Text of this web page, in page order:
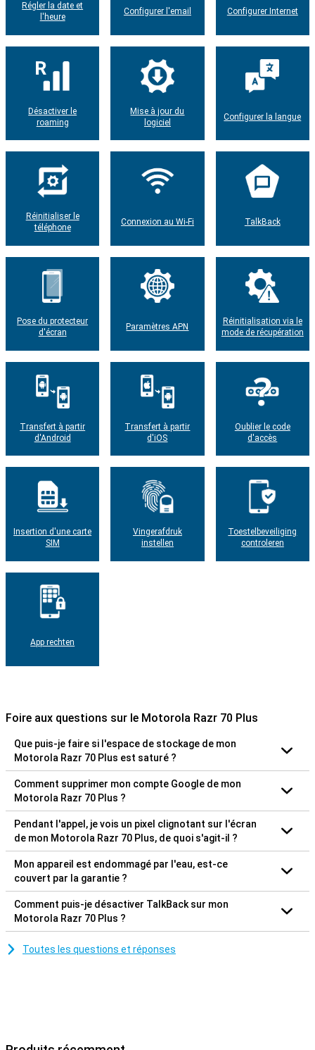
Régler la date et
l'heure
Configurer l'email Configurer Internet
Désactiver le
roaming
Mise à jour du
logiciel
Configurer la langue
Réinitialiser le
téléphone
Connexion au Wi-Fi TalkBack
Pose du protecteur
d'écran
Paramètres APN
Réinitialisation via le
mode de récupération
Transfert à partir
d'Android
Transfert à partir
d'iOS
Oublier le code
d'accès
Insertion d'une carte
SIM
Vingerafdruk
instellen
Toestelbeveiliging
controleren
App rechten
Foire aux questions sur le Motorola Razr 70 Plus
Que puis-je faire si l'espace de stockage de mon
Motorola Razr 70 Plus est saturé ?
Comment supprimer mon compte Google de mon
Motorola Razr 70 Plus ?
Pendant l'appel, je vois un pixel clignotant sur l'écran
de mon Motorola Razr 70 Plus, de quoi s'agit-il ?
Mon appareil est endommagé par l'eau, est-ce
couvert par la garantie ?
Comment puis-je désactiver TalkBack sur mon
Motorola Razr 70 Plus ?
Toutes les questions et réponses